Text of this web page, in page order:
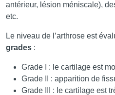
antérieur, lésion méniscale),
etc.
Le niveau de l’arthrose est
grades :
Grade I : le cartilage est
Grade II : apparition de
Grade III : le cartilage est